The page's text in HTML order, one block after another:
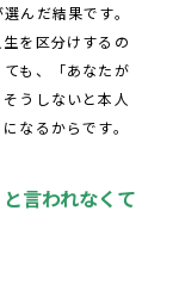
んだ結果です。
を区分けするの
も、「あなたが
うしないと本人
なるからです。
言われなくて